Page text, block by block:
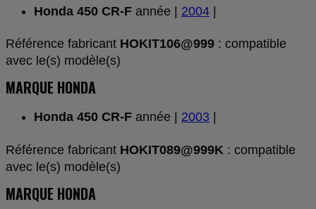
Honda 450 CR-F année | 2004 |
Référence fabricant HOKIT106@999 : compatible
avec le(s) modèle(s)
MARQUE HONDA
Honda 450 CR-F année | 2003
Référence fabricant HOKIT089@999K : compatible
avec le(s) modèle(s)
MARQUE HONDA